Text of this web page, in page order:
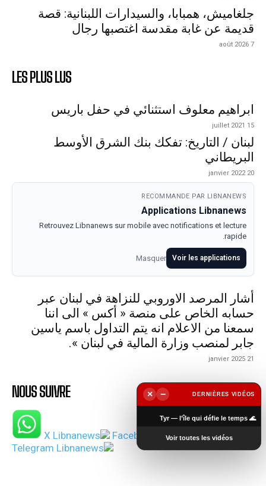
جلغاميش، همبابا، والسيدارات اللبنانية: قصة
قديمة عن غابة مقدسة اغتصبها رجال
7 août 2026
LES PLUS LUS
ابراهيم معلوف استثنائي في حفل باريس
15 juillet 2021
لبنان / التاريخ: تفكك بنك الشرق الأوسط
البريطاني
20 janvier 2022
RECOMMANDE PAR LIBNANEWS
Applications Libnanews
Retrouvez Libnanews sur mobile avec notifications et lecture
rapide.
Voir les applications
Masquer
أشار المرصد الاوروبي للنزاهة في لبنان عبر
حسابه الخاص على منصة « أكس » الى اننا
سمعنا من الاعلام انه يتم التداول باسم ياسين
جابر لمنصب وزارة المالية في لبنان ».
21 janvier 2025
NOUS SUIVRE DERNIÈRES VIDÉOS
−
×
🌊 Tyr — l’île qui défie le temps
Voir toutes les vidéos